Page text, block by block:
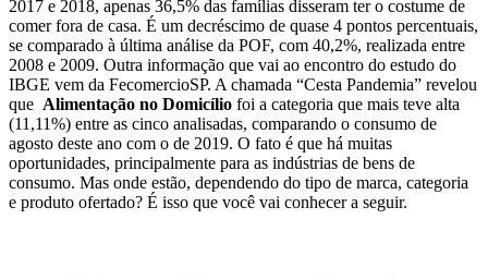
2017 e 2018, apenas 36,5% das famílias disseram ter o costume de
comer fora de casa. É um decréscimo de quase 4 pontos percentuais,
se comparado à última análise da POF, com 40,2%, realizada entre
2008 e 2009. Outra informação que vai ao encontro do estudo do
IBGE vem da FecomercioSP. A chamada “Cesta Pandemia” revelou
que Alimentação no Domicílio foi a categoria que mais teve alta
(11,11%) entre as cinco analisadas, comparando o consumo de
agosto deste ano com o de 2019. O fato é que há muitas
oportunidades, principalmente para as indústrias de bens de
consumo. Mas onde estão, dependendo do tipo de marca, categoria
e produto ofertado? É isso que você vai conhecer a seguir.